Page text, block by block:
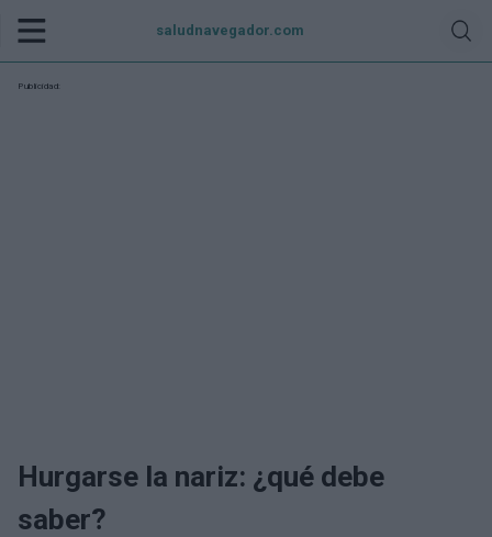
saludnavegador.com
Publicidad:
Hurgarse la nariz: ¿qué debe
saber?